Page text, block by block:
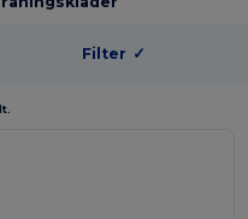
Filter ✓